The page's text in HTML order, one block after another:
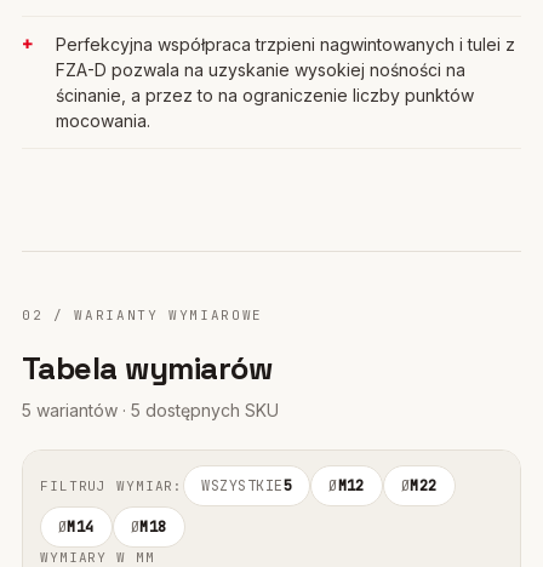
Perfekcyjna współpraca trzpieni nagwintowanych i tulei z
FZA-D pozwala na uzyskanie wysokiej nośności na
ścinanie, a przez to na ograniczenie liczby punktów
mocowania.
02 / WARIANTY WYMIAROWE
Tabela wymiarów
5 wariantów · 5 dostępnych SKU
FILTRUJ WYMIAR: WSZYSTKIE5 ØM12 ØM22
ØM14 ØM18
WYMIARY W MM